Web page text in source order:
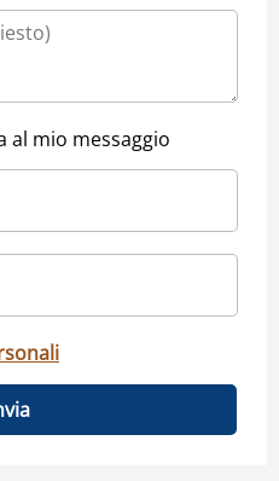
al mio messaggio